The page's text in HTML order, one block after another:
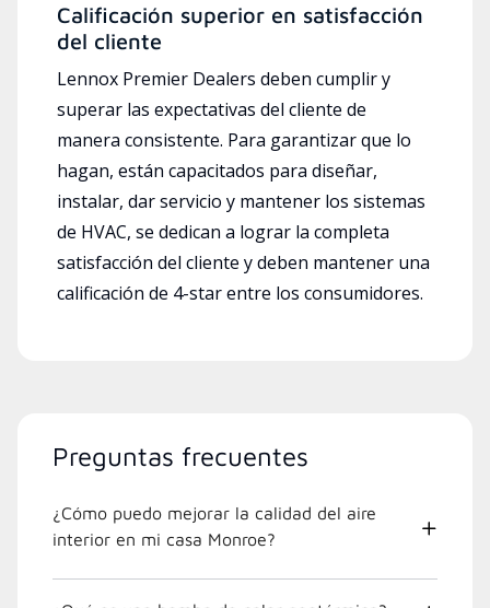
Calificación superior en satisfacción
del cliente
Lennox Premier Dealers deben cumplir y
superar las expectativas del cliente de
manera consistente. Para garantizar que lo
hagan, están capacitados para diseñar,
instalar, dar servicio y mantener los sistemas
de HVAC, se dedican a lograr la completa
satisfacción del cliente y deben mantener una
calificación de 4-star entre los consumidores.
Preguntas frecuentes
¿Cómo puedo mejorar la calidad del aire
interior en mi casa Monroe?